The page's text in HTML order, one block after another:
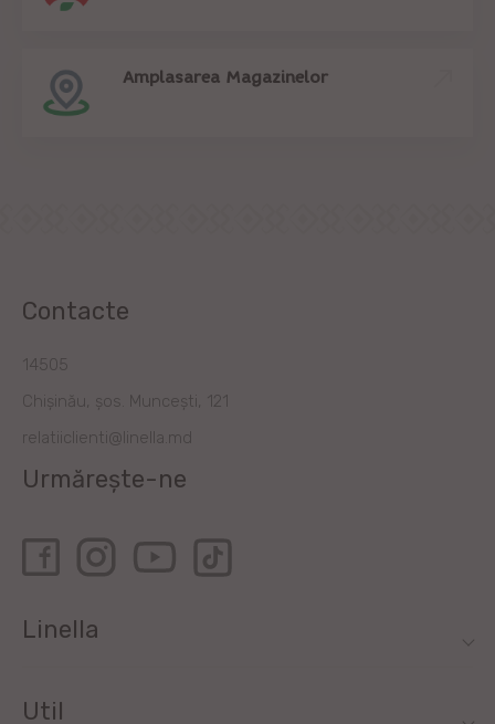
Amplasarea Magazinelor
Contacte
14505
Chișinău, șos. Muncești, 121
relatiiclienti@linella.md
Urmărește-ne
Linella
Util